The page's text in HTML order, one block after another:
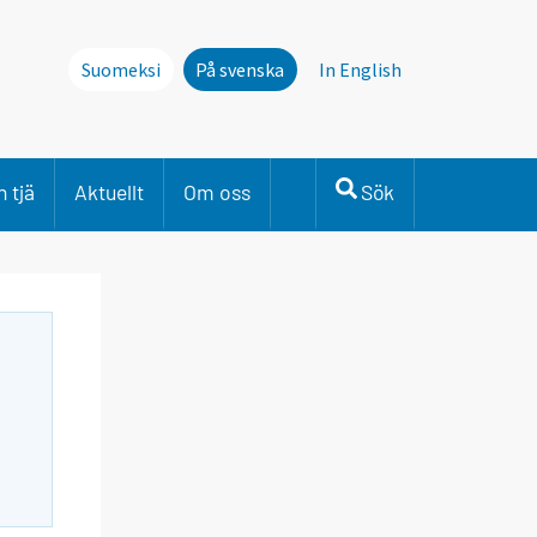
Suomeksi På svenska In English
tjä Aktuellt Om oss Sök